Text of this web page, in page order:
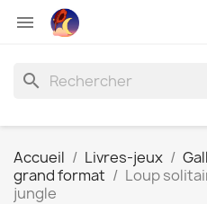

search
Accueil Livres-jeux
grand format
Loup
jungle